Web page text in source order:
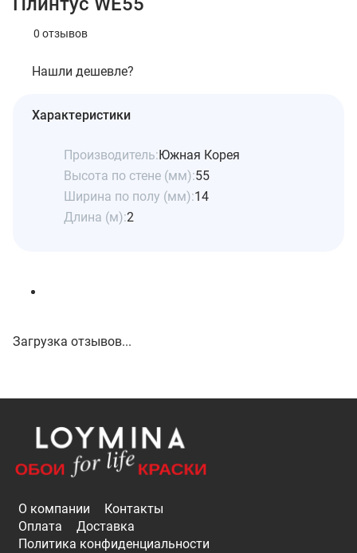
0 отзывов
Нашли дешевле?
Характеристики
Производитель:Южная Корея
Высота по стене (мм):55
Ширина по полу (мм):14
Длина (м):2
Загрузка отзывов...
О компании
Контакты
Оплата
Доставка
Политика конфиденциальности